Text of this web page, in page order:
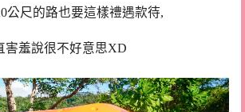
公尺的路也要這樣禮遇款待,
害羞說很不好意思XD